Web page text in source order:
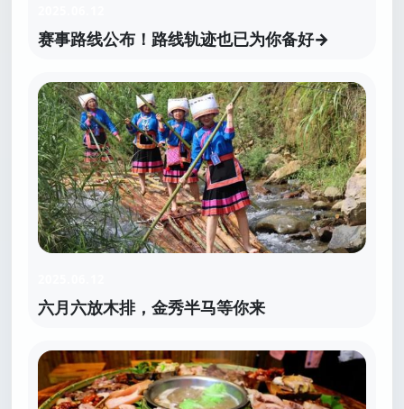
赛事路线公布！路线轨迹也已为你备好→
六月六放木排，金秀半马等你来